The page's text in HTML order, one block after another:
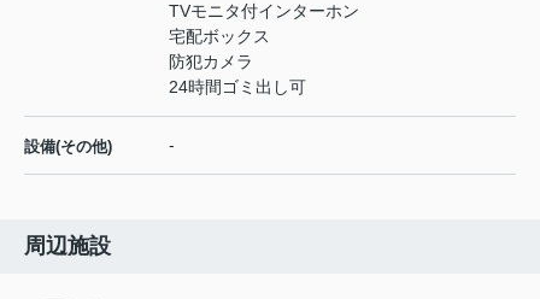
TVモニタ付インターホン
宅配ボックス
防犯カメラ
24時間ゴミ出し可
設備(その他) -
周辺施設